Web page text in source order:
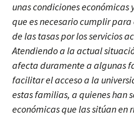
unas condiciones
que es necesario cumplir
de las tasas por los servicios
Atendiendo a la actual
afecta duramente a algunas
facilitar el acceso a la
estas familias, a quienes han
económicas que las sitúan en